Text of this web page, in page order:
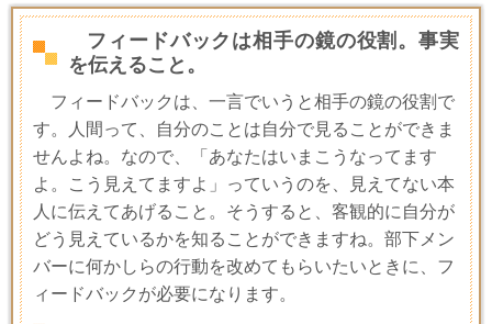
フィードバックは相手の鏡の役割。事実
を伝えること。
フィードバックは、一言でいうと相手の鏡の役割で
す。人間って、自分のことは自分で見ることができま
せんよね。なので、「あなたはいまこうなってます
よ。こう見えてますよ」っていうのを、見えてない本
人に伝えてあげること。そうすると、客観的に自分が
どう見えているかを知ることができますね。部下メン
バーに何かしらの行動を改めてもらいたいときに、フ
ィードバックが必要になります。